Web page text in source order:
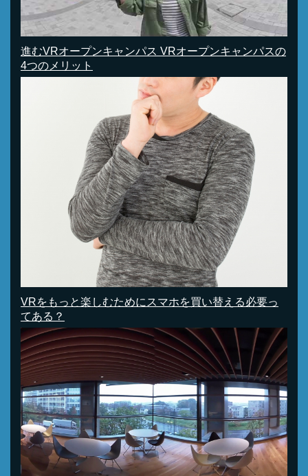
進むVRオープンキャンパス VRオープンキャンパスの
4つのメリット
VRをもっと楽しむためにスマホを買い替える必要っ
てある？